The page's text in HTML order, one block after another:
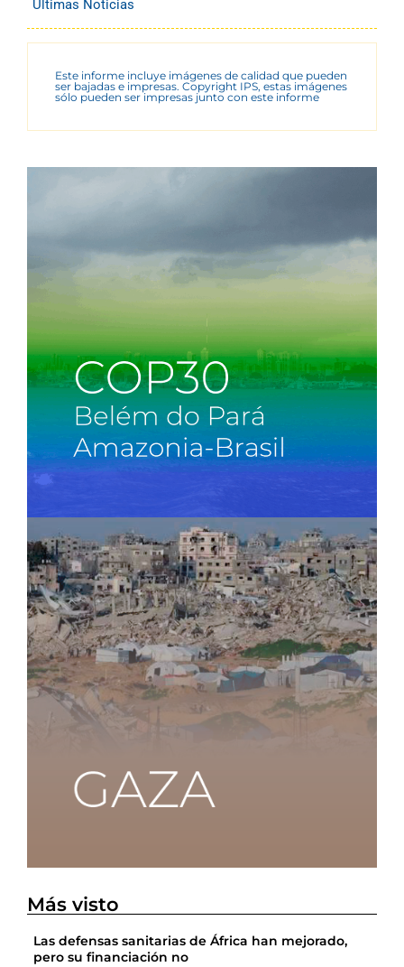
Últimas Noticias
Este informe incluye imágenes de calidad que pueden
ser bajadas e impresas. Copyright IPS, estas imágenes
sólo pueden ser impresas junto con este informe
Más visto
Las defensas sanitarias de África han mejorado,
pero su financiación no